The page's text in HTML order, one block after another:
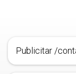
Publicitar /